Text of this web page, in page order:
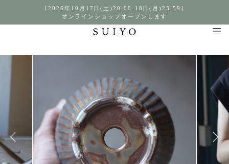
［2026年10月17日(土)20:00-18日(月)23:59］
オンラインショップオープンします